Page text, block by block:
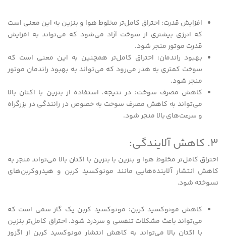
افزایش قدرت: احتراق کامل‌تر مخلوط هوا و بنزین به این معنی است
که انرژی بیشتری از سوخت آزاد می‌شود که می‌تواند به افزایش
قدرت موتور منجر شود.
بهبود راندمان: احتراق کامل‌تر همچنین به این معنی است که
سوخت کمتری به هدر می‌رود که می‌تواند به بهبود راندمان موتور
منجر شود.
کاهش مصرف سوخت: در نتیجه، استفاده از بنزین با اکتان بالا
می‌تواند به کاهش مصرف سوخت به خصوص در رانندگی در بزرگراه
و سرعت‌های بالا منجر شود.
3. کاهش آلایندگی:
احتراق کامل‌تر مخلوط هوا و بنزین با بنزین با اکتان بالا می‌تواند منجر به
کاهش انتشار آلاینده‌هایی مانند مونوکسید کربن و هیدروکربن‌های
نسوخته شود.
کاهش مونوکسید کربن: مونوکسید کربن یک گاز سمی است که
می‌تواند باعث مشکلات تنفسی و سردرد شود. احتراق کامل‌تر بنزین
با اکتان بالا می‌تواند به کاهش انتشار مونوکسید کربن از اگزوز